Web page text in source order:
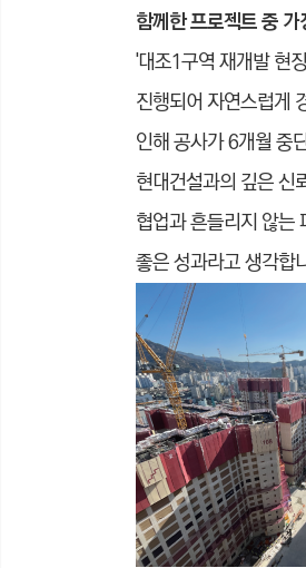
함께한 프로젝트 중
'대조1구역 재개발 현
진행되어 자연스럽게
인해 공사가 6개월 중
현대건설과의 깊은 신
협업과 흔들리지 않는
좋은 성과라고 생각합